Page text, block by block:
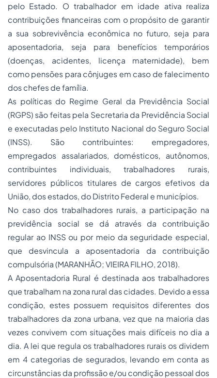
pelo Estado. O trabalhador em idade ativa realiza
contribuições financeiras com o propósito de garantir
a sua sobrevivência econômica no futuro, seja para
aposentadoria, seja para benefícios temporários
(doenças, acidentes, licença maternidade), bem
como pensões para cônjuges em caso de falecimento
dos chefes de família.
As políticas do Regime Geral da Previdência Social
(RGPS) são feitas pela Secretaria da Previdência Social
e executadas pelo Instituto Nacional do Seguro Social
(INSS). São contribuintes: empregadores,
empregados assalariados, domésticos, autônomos,
contribuintes individuais, trabalhadores rurais,
servidores públicos titulares de cargos efetivos da
União, dos estados, do Distrito Federal e municípios.
No caso dos trabalhadores rurais, a participação na
previdência social se dá através da contribuição
regular ao INSS ou por meio da seguridade especial,
que desvincula a aposentadoria da contribuição
compulsória (MARANHÃO; VIEIRA FILHO, 2018).
A Aposentadoria Rural é destinada aos trabalhadores
que trabalham na zona rural das cidades. Devido a essa
condição, estes possuem requisitos diferentes dos
trabalhadores da zona urbana, vez que na maioria das
vezes convivem com situações mais difíceis no dia a
dia. A lei que regula os trabalhadores rurais os dividem
em 4 categorias de segurados, levando em conta as
circunstâncias da profissão e/ou condição pessoal dos